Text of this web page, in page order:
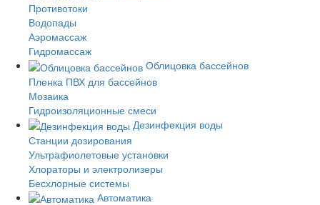
Противотоки
Водопады
Аэромассаж
Гидромассаж
Облицовка бассейнов
Пленка ПВХ для бассейнов
Мозаика
Гидроизоляционные смеси
Дезинфекция воды
Станции дозирования
Ультрафиолетовые установки
Хлораторы и электролизеры
Бесхлорные системы
Автоматика